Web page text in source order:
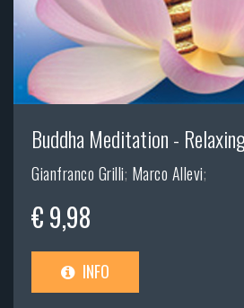
Buddha Meditation -
Gianfranco Grilli; Marco Allevi;
€ 9,98
INFO